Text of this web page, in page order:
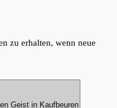
zu erhalten, wenn neue